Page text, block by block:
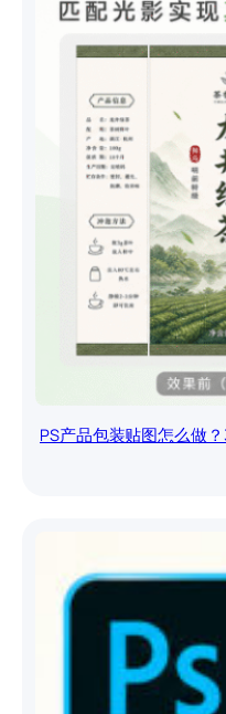
PS产品包装贴图怎么做